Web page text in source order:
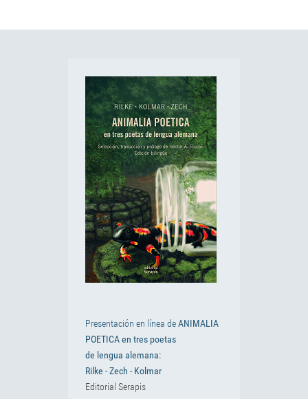
Presentación en línea deANIMALIA
POETICA en tres poetas
de lengua alemana:
Rilke - Zech - Kolmar
Editorial Serapis